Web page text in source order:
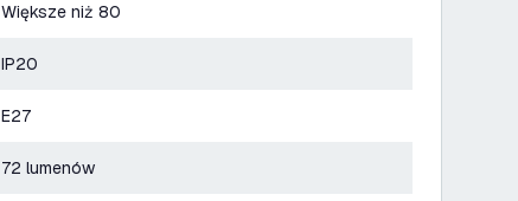
Większe niż 80
IP20
E27
72 lumenów